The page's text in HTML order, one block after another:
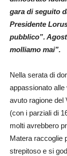
gara di seguito
Presidente
pubblico”.
molliamo mai”.
Nella serata di
appassionato
avuto ragione del
(con i parziali di
molti avrebbero
Matera raccoglie
strepitoso e si